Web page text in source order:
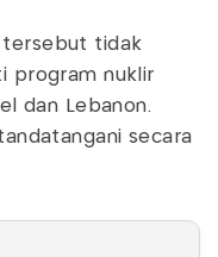
tersebut tidak
program nuklir
dan Lebanon.
secara